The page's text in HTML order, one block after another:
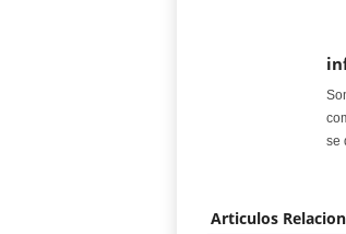
se
Articulos